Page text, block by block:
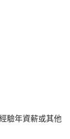
驗年資薪或其他